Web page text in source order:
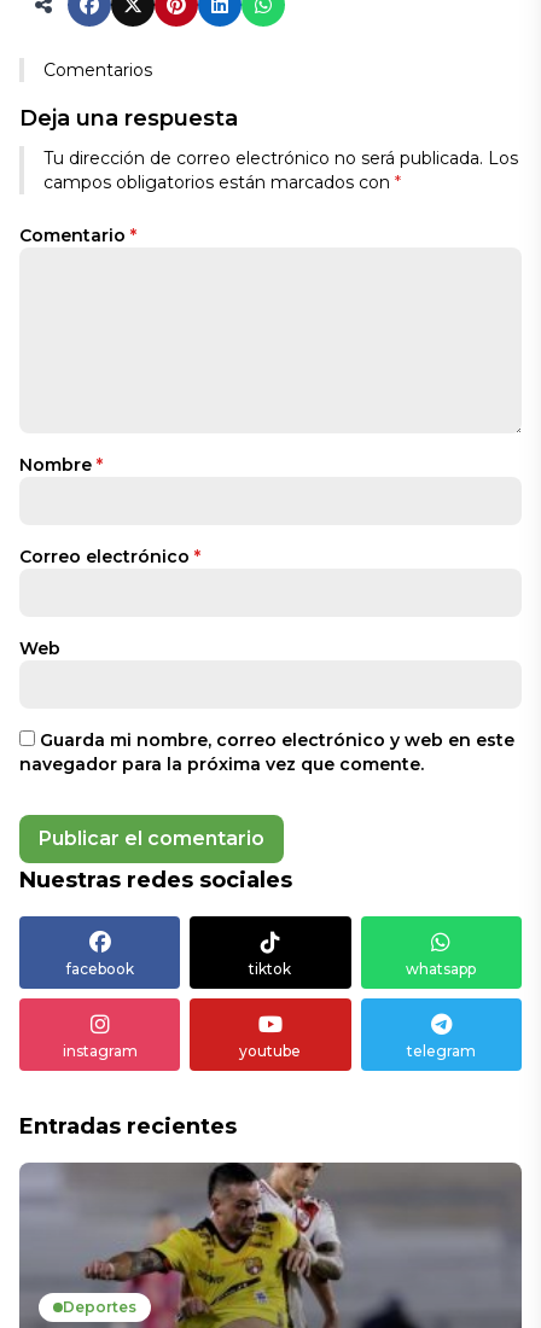
Comentarios
Deja una respuesta
Tu dirección de correo electrónico no será publicada. Los
campos obligatorios están marcados con *
Comentario *
Nombre *
Correo electrónico *
Web
Guarda mi nombre, correo electrónico y web en este
navegador para la próxima vez que comente.
Nuestras redes sociales
facebook tiktok whatsapp
instagram youtube telegram
Entradas recientes
Deportes